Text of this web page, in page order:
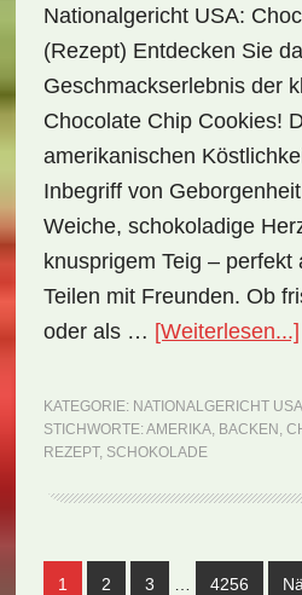
Nationalgericht USA:
(Rezept) Entdecken Sie
Geschmackserlebnis der
Chocolate Chip Cookies!
amerikanischen
Inbegriff von
Weiche, schokoladige
knusprigem Teig –
Teilen mit Freunden. Ob
oder als … [Weiterlesen...]
KATEGORIE: NATIONALGERICHT USA
STICHWORTE: AMERIKA, BACKEN ,
REZEPT, SCHOKOLADE
Seite
1 Seite
2 Seite
3 Seite
4256